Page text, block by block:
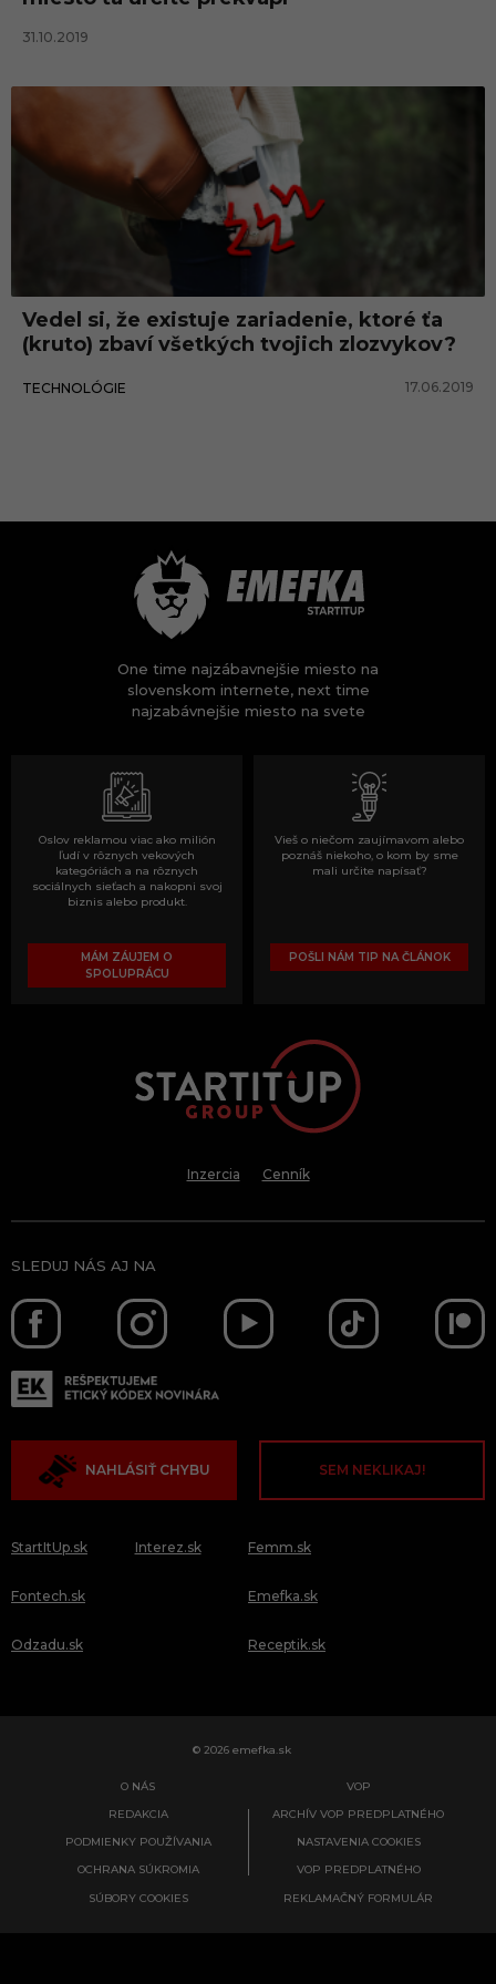
31.10.2019
Vedel si, že existuje zariadenie, ktoré ťa
(kruto) zbaví všetkých tvojich zlozvykov?
TECHNOLÓGIE 17.06.2019
One time najzábavnejšie miesto na
slovenskom internete, next time
najzabávnejšie miesto na svete
Oslov reklamou viac ako milión
ľudí v rôznych vekových
kategóriách a na rôznych
sociálnych sieťach a nakopni svoj
biznis alebo produkt.
MÁM ZÁUJEM O
SPOLUPRÁCU
Vieš o niečom zaujímavom alebo
poznáš niekoho, o kom by sme
mali určite napísať?
POŠLI NÁM TIP NA ČLÁNOK
Inzercia Cenník
SLEDUJ NÁS AJ NA
NAHLÁSIŤ CHYBU SEM NEKLIKAJ!
StartItUp.sk
Fontech.sk
Odzadu.sk
Interez.sk Femm.sk
Emefka.sk
Receptik.sk
© 2026 emefka.sk
O NÁS
REDAKCIA
PODMIENKY POUŽÍVANIA
OCHRANA SÚKROMIA
SÚBORY COOKIES
VOP
ARCHÍV VOP PREDPLATNÉHO
NASTAVENIA COOKIES
VOP PREDPLATNÉHO
REKLAMAČNÝ FORMULÁR